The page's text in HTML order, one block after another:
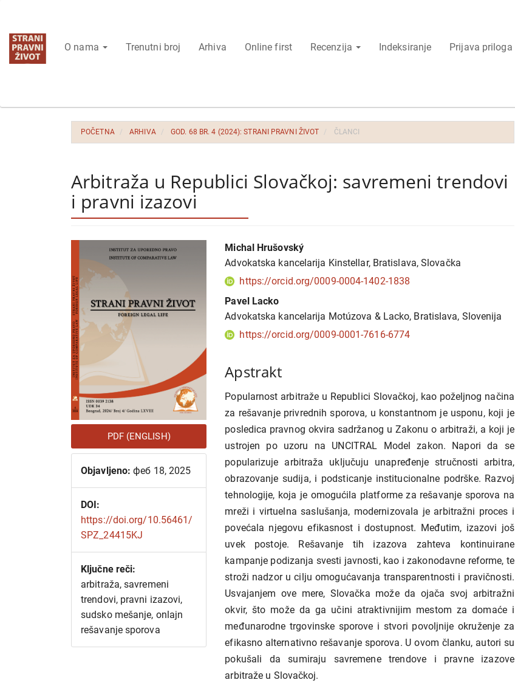
Glavni
sadržaj
Bočna
O nama Trenutni broj Arhiva Online first Recenzija Indeksiranje Prijava priloga
POČETNA ARHIVA GOD. 68 BR. 4 (2024): STRANI PRAVNI ŽIVOT ČLANCI
Arbitraža u Republici Slovačkoj: savremeni trendovi
i pravni izazovi
Bočna
strana
članka
PDF (ENGLISH)
Objavljeno: феб 18, 2025
DOI:
https://doi.org/10.56461/
SPZ_24415KJ
Ključne reči:
arbitraža, savremeni
trendovi, pravni izazovi,
sudsko mešanje, onlajn
rešavanje sporova
Glavni
sadržaj
članka
Michal Hrušovský
Advokatska kancelarija Kinstellar, Bratislava, Slovačka
https://orcid.org/0009-0004-1402-1838
Pavel Lacko
Advokatska kancelarija Motúzova & Lacko, Bratislava, Slovenija
https://orcid.org/0009-0001-7616-6774
Apstrakt
Popularnost arbitraže u Republici Slovačkoj, kao poželjnog načina
za rešavanje privrednih sporova, u konstantnom je usponu, koji je
posledica pravnog okvira sadržanog u Zakonu o arbitraži, a koji je
ustrojen po uzoru na UNCITRAL Model zakon. Napori da se
popularizuje arbitraža uključuju unapređenje stručnosti arbitra,
obrazovanje sudija, i podsticanje institucionalne podrške. Razvoj
tehnologije, koja je omogućila platforme za rešavanje sporova na
mreži i virtuelna saslušanja, modernizovala je arbitražni proces i
povećala njegovu efikasnost i dostupnost. Međutim, izazovi još
uvek postoje. Rešavanje tih izazova zahteva kontinuirane
kampanje podizanja svesti javnosti, kao i zakonodavne reforme, te
stroži nadzor u cilju omogućavanja transparentnosti i pravičnosti.
Usvajanjem ove mere, Slovačka može da ojača svoj arbitražni
okvir, što može da ga učini atraktivnijim mestom za domaće i
međunarodne trgovinske sporove i stvori povoljnije okruženje za
efikasno alternativno rešavanje sporova. U ovom članku, autori su
pokušali da sumiraju savremene trendove i pravne izazove
arbitraže u Slovačkoj.